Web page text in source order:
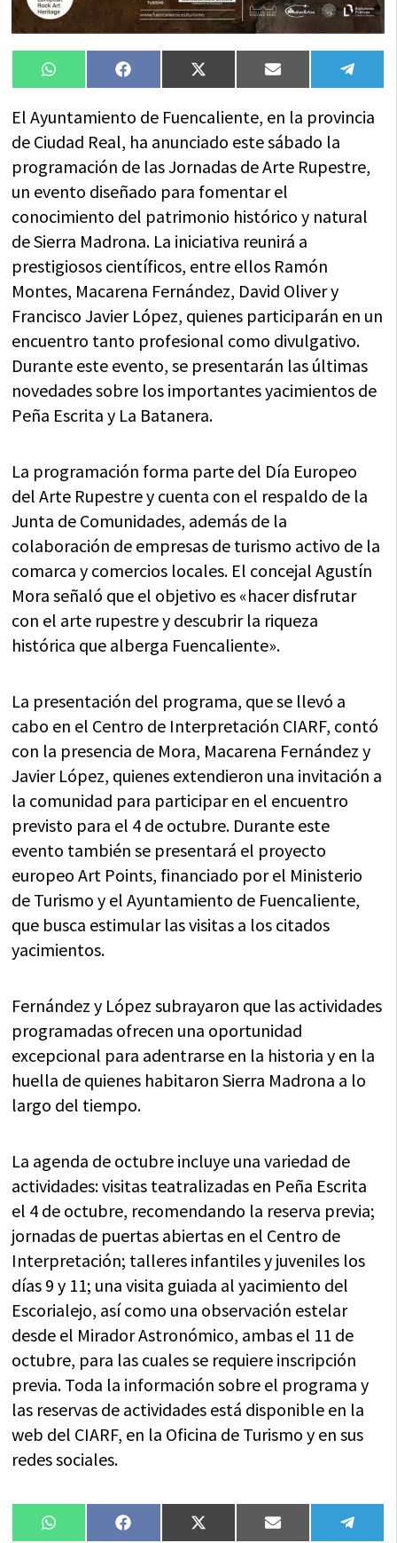
Compartir
en
WhatsAppCompartir
en
FacebookCompartir
en
X
(Twitter)
Compartir
en
Email
en
El Ayuntamiento de Fuencaliente, en la provincia
de Ciudad Real, ha anunciado este sábado la
programación de las Jornadas de Arte Rupestre,
un evento diseñado para fomentar el
conocimiento del patrimonio histórico y natural
de Sierra Madrona. La iniciativa reunirá a
prestigiosos científicos, entre ellos Ramón
Montes, Macarena Fernández, David Oliver y
Francisco Javier López, quienes participarán en un
encuentro tanto profesional como divulgativo.
Durante este evento, se presentarán las últimas
novedades sobre los importantes yacimientos de
Peña Escrita y La Batanera.
La programación forma parte del Día Europeo
del Arte Rupestre y cuenta con el respaldo de la
Junta de Comunidades, además de la
colaboración de empresas de turismo activo de la
comarca y comercios locales. El concejal Agustín
Mora señaló que el objetivo es «hacer disfrutar
con el arte rupestre y descubrir la riqueza
histórica que alberga Fuencaliente».
La presentación del programa, que se llevó a
cabo en el Centro de Interpretación CIARF, contó
con la presencia de Mora, Macarena Fernández y
Javier López, quienes extendieron una invitación a
la comunidad para participar en el encuentro
previsto para el 4 de octubre. Durante este
evento también se presentará el proyecto
europeo Art Points, financiado por el Ministerio
de Turismo y el Ayuntamiento de Fuencaliente,
que busca estimular las visitas a los citados
yacimientos.
Fernández y López subrayaron que las actividades
programadas ofrecen una oportunidad
excepcional para adentrarse en la historia y en la
huella de quienes habitaron Sierra Madrona a lo
largo del tiempo.
La agenda de octubre incluye una variedad de
actividades: visitas teatralizadas en Peña Escrita
el 4 de octubre, recomendando la reserva previa;
jornadas de puertas abiertas en el Centro de
Interpretación; talleres infantiles y juveniles los
días 9 y 11; una visita guiada al yacimiento del
Escorialejo, así como una observación estelar
desde el Mirador Astronómico, ambas el 11 de
octubre, para las cuales se requiere inscripción
previa. Toda la información sobre el programa y
las reservas de actividades está disponible en la
web del CIARF, en la Oficina de Turismo y en sus
redes sociales.
Compartir
WhatsAppCompartir
FacebookCompartir
X
Compartir
Email